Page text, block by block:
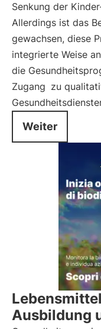
Senkung der
Allerdings ist das
gewachsen, diese
integrierte Weise
die
Zugang zu
Weiter
Ausbildung